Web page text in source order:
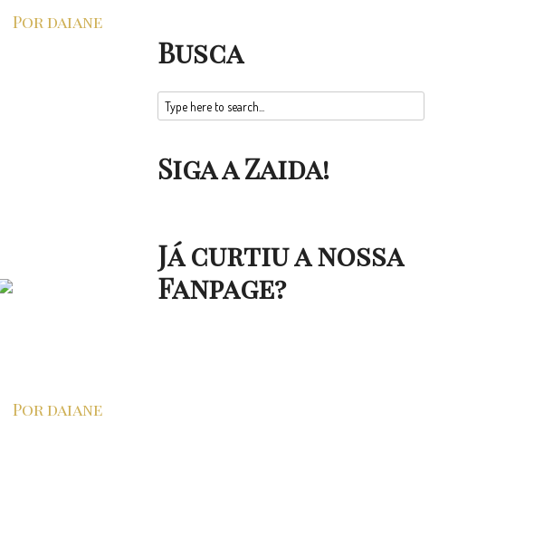
Por daiane
Por daiane
Busca
Siga a Zaida!
Já curtiu a nossa
Fanpage?